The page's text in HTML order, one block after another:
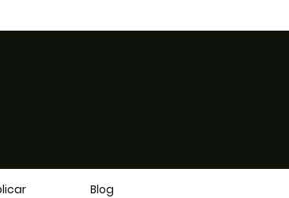
Blog